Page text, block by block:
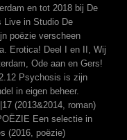
en tot 2018 bij De
Live in Studio De
poëzie verscheen
Erotica! Deel I en II, Wij
Ode aan en Gers!
Psychosis is zijn
in eigen beheer.
(2013&2014, roman)
Een selectie in
(2016, poëzie)